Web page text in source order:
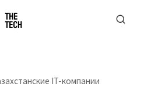
IT-компании